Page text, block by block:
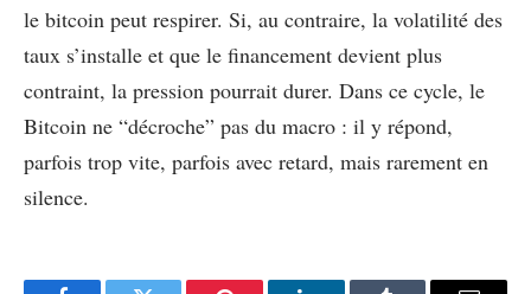
le bitcoin peut respirer. Si, au contraire, la volatilité des
taux s’installe et que le financement devient plus
contraint, la pression pourrait durer. Dans ce cycle, le
Bitcoin ne “décroche” pas du macro : il y répond,
parfois trop vite, parfois avec retard, mais rarement en
silence.